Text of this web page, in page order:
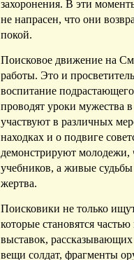
захоронения. В эти
не напрасен, что они
покой.
Поисковое движение на
работы. Это и
воспитание
проводят уроки мужества
участвуют в различных
находках и о подвиге
демонстрируют молодежи,
учебников, а живые
жертва.
Поисковики не только
которые становятся
выставок,
вещи солдат, фрагменты